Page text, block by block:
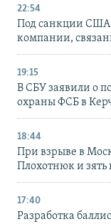
22:54
Под санкции США
компании,
19:15
В СБУ заявили о
охраны ФСБ в
18:44
При взрыве в
Плохотнюк и зять
17:40
Разработка